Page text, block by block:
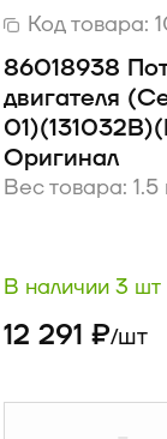
Код товара:
86018938
двигателя
Оригинал
Вес товара: 1.5
В наличии 3 шт
12 291 ₽/шт